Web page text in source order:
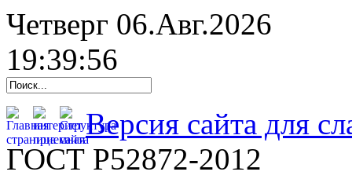
Четверг 06.Авг.2026
19:39:57
Версия сайта для
ГОСТ Р52872-2012